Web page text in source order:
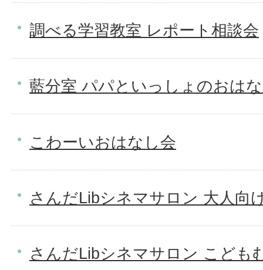
調べる学習教室 レポート相談会
藍分室 パパといっしょのおは
こわーいおはなし会
さんだLibシネマサロン 大人向
さんだLibシネマサロン こども